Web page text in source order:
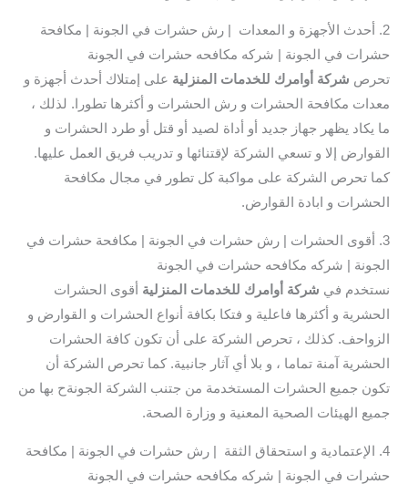
2. أحدث الأجهزة و المعدات | رش حشرات في الجونة | مكافحة
حشرات في الجونة | شركه مكافحه حشرات في الجونة
تحرص شركة أوامرك للخدمات المنزلية على إمتلاك أحدث أجهزة و
معدات مكافحة الحشرات و رش الحشرات و أكثرها تطورا. لذلك ،
ما يكاد يظهر جهاز جديد أو أداة لصيد أو قتل أو طرد الحشرات و
القوارض إلا و تسعي الشركة لإقتنائها و تدريب فريق العمل عليها.
كما تحرص الشركة على مواكبة كل تطور في مجال مكافحة
الحشرات و ابادة القوارض.
3. أقوى الحشرات | رش حشرات في الجونة | مكافحة حشرات في
الجونة | شركه مكافحه حشرات في الجونة
نستخدم في شركة أوامرك للخدمات المنزلية أقوى الحشرات
الحشرية و أكثرها فاعلية و فتكا بكافة أنواع الحشرات و القوارض و
الزواحف. كذلك ، تحرص الشركة على أن تكون كافة الحشرات
الحشرية آمنة تماما ، و بلا أي آثار جانبية. كما تحرص الشركة أن
تكون جميع الحشرات المستخدمة من جتنب الشركة الجونةح بها من
جميع الهيئات الصحية المعنية و وزارة الصحة.
4. الإعتمادية و استحقاق الثقة | رش حشرات في الجونة | مكافحة
حشرات في الجونة | شركه مكافحه حشرات في الجونة